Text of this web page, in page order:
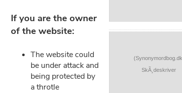
SkÃ¸deskriver